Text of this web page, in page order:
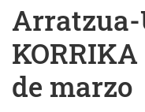
de marzo